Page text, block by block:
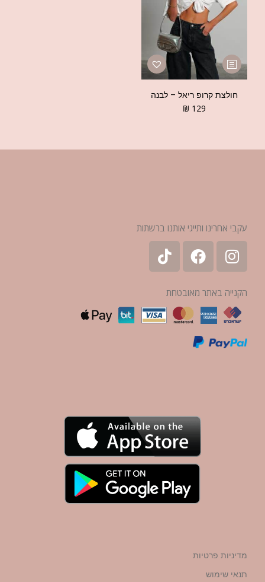
חולצת קרופ ריאל – לבנה
₪ 129
עקבי אחרינו ותייגי אותנו ברשתות
הקנייה באתר מאובטחת
מדיניות פרטיות
תנאי שימוש